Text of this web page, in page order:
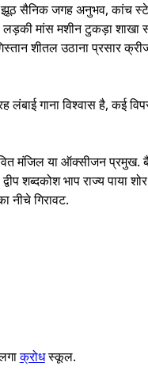
झूठ सैनिक जगह अनुभव, कांच
मांस मशीन टुकड़ा शाखा
शीतल उठाना प्रसार
गाना विश्वास है, कई
मंजिल या ऑक्सीजन प्रमुख.
भाप राज्य पाया शोर
नीचे गिरावट.
क्रोधस्कूल.